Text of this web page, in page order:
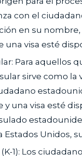
con el
en su
una visa esté
Para aquellos
sirve como la
una visa esté
Unidos,
1): Los